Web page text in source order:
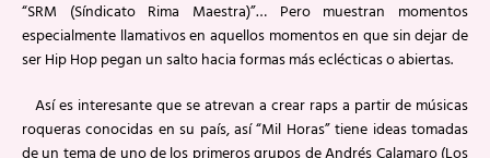
“SRM (Síndicato Rima Maestra)”… Pero muestran momentos
especialmente llamativos en aquellos momentos en que sin dejar de
ser Hip Hop pegan un salto hacia formas más eclécticas o abiertas.
Así es interesante que se atrevan a crear raps a partir de músicas
roqueras conocidas en su país, así “Mil Horas” tiene ideas tomadas